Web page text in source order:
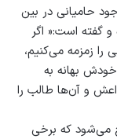
حامیانی در بین
و گفته است:« اگر
زمزمه می‌کنیم،
خودش بهانه به
و آن‌ها طالب را
می‌شود که برخی